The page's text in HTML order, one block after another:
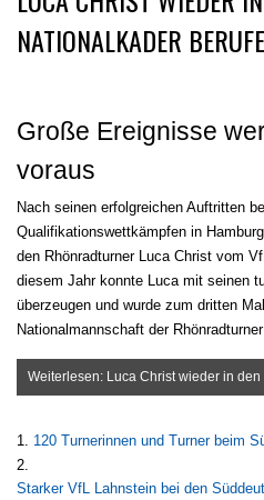
NATIONALKADER
Große Ereignisse
voraus
Nach seinen erfolgreichen Auftritten
Qualifikationswettkämpfen in
den Rhönradturner Luca Christ vom
diesem Jahr konnte Luca mit seinen
überzeugen und wurde zum dritten
Nationalmannschaft der Rhönradturner
Weiterlesen: Luca Christ wieder in
120 Turnerinnen und Turner beim
Starker VfL Lahnstein bei den